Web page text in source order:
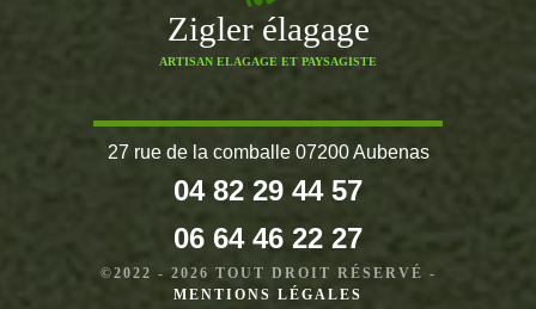
Zigler élagage
ARTISAN ELAGAGE ET PAYSAGISTE
27 rue de la comballe 07200 Aubenas
04 82 29 44 57
06 64 46 22 27
©2022 - 2026 TOUT DROIT RÉSERVÉ -
MENTIONS LÉGALES